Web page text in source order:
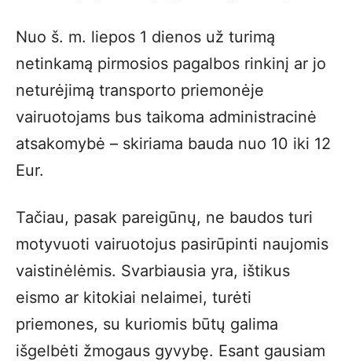
Nuo š. m. liepos 1 dienos už turimą
netinkamą pirmosios pagalbos rinkinį ar jo
neturėjimą transporto priemonėje
vairuotojams bus taikoma administracinė
atsakomybė – skiriama bauda nuo 10 iki 12
Eur.
Tačiau, pasak pareigūnų, ne baudos turi
motyvuoti vairuotojus pasirūpinti naujomis
vaistinėlėmis. Svarbiausia yra, ištikus
eismo ar kitokiai nelaimei, turėti
priemones, su kuriomis būtų galima
išgelbėti žmogaus gyvybę. Esant gausiam